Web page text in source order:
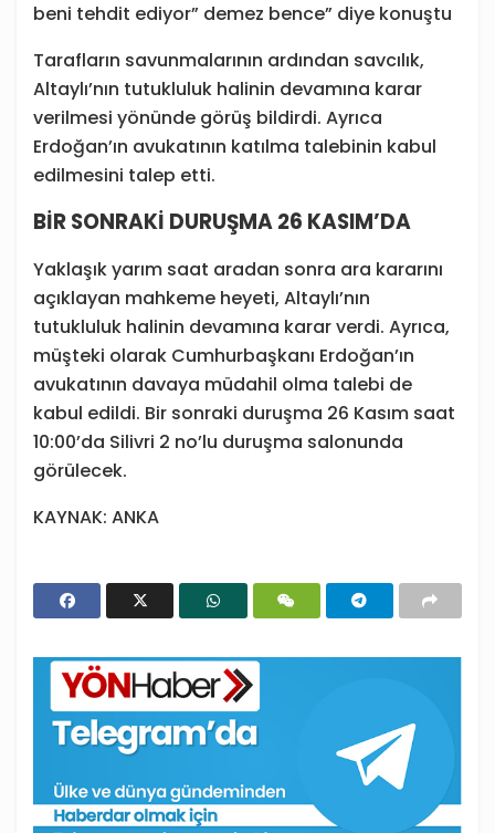
beni tehdit ediyor” demez bence” diye konuştu
Tarafların savunmalarının ardından savcılık,
Altaylı’nın tutukluluk halinin devamına karar
verilmesi yönünde görüş bildirdi. Ayrıca
Erdoğan’ın avukatının katılma talebinin kabul
edilmesini talep etti.
BİR SONRAKİ DURUŞMA 26 KASIM’DA
Yaklaşık yarım saat aradan sonra ara kararını
açıklayan mahkeme heyeti, Altaylı’nın
tutukluluk halinin devamına karar verdi. Ayrıca,
müşteki olarak Cumhurbaşkanı Erdoğan’ın
avukatının davaya müdahil olma talebi de
kabul edildi. Bir sonraki duruşma 26 Kasım saat
10:00’da Silivri 2 no’lu duruşma salonunda
görülecek.
KAYNAK: ANKA